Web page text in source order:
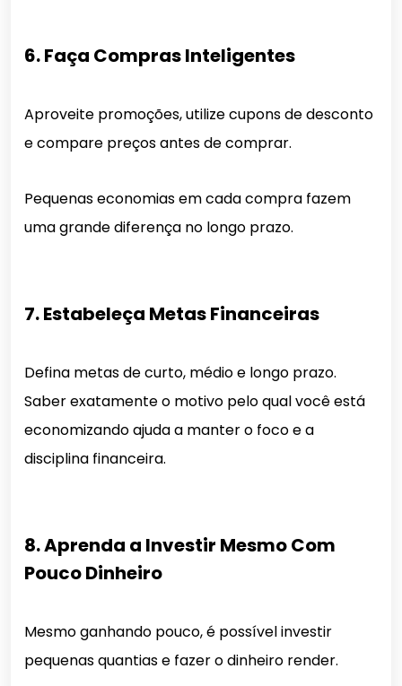
6. Faça Compras Inteligentes
Aproveite promoções, utilize cupons de desconto
e compare preços antes de comprar.
Pequenas economias em cada compra fazem
uma grande diferença no longo prazo.
7. Estabeleça Metas Financeiras
Defina metas de curto, médio e longo prazo.
Saber exatamente o motivo pelo qual você está
economizando ajuda a manter o foco e a
disciplina financeira.
8. Aprenda a Investir Mesmo Com
Pouco Dinheiro
Mesmo ganhando pouco, é possível investir
pequenas quantias e fazer o dinheiro render.